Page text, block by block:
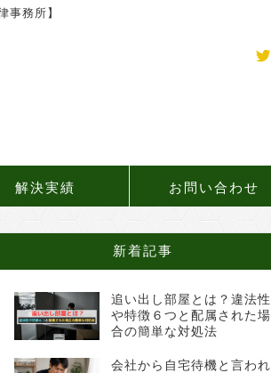
事務所】
解決実績 お問い合わせ
新着記事
追い出し部屋とは？違法性
や特徴６つと配属された場
合の簡単な対処法
会社から自宅待機と言われ